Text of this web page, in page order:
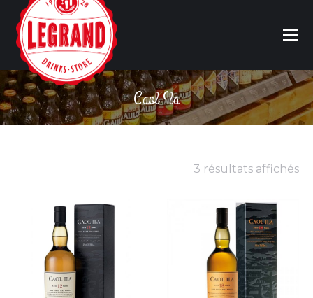
Caol Ila
Vous êtes ici :
3 résultats affichés